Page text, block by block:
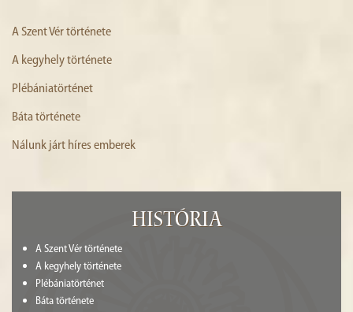
A Szent Vér története
A kegyhely története
Plébániatörténet
Báta története
Nálunk járt híres emberek
História
A Szent Vér története
A kegyhely története
Plébániatörténet
Báta története